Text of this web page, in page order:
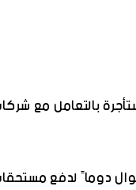
بالتعامل مع
دوماً لدفع